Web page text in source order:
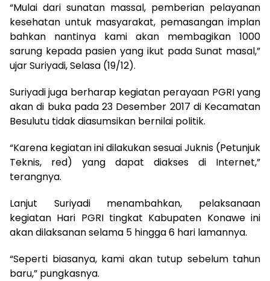
“Mulai dari sunatan massal, pemberian pelayanan
kesehatan untuk masyarakat, pemasangan implan
bahkan nantinya kami akan membagikan 1000
sarung kepada pasien yang ikut pada Sunat masal,”
ujar Suriyadi, Selasa (19/12).
Suriyadi juga berharap kegiatan perayaan PGRI yang
akan di buka pada 23 Desember 2017 di Kecamatan
Besulutu tidak diasumsikan bernilai politik.
“Karena kegiatan ini dilakukan sesuai Juknis (Petunjuk
Teknis, red) yang dapat diakses di Internet,”
terangnya.
Lanjut Suriyadi menambahkan, pelaksanaan
kegiatan Hari PGRI tingkat Kabupaten Konawe ini
akan dilaksanan selama 5 hingga 6 hari lamannya.
“Seperti biasanya, kami akan tutup sebelum tahun
baru,” pungkasnya.